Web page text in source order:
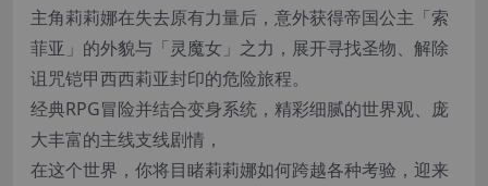
主角莉莉娜在失去原有力量后，意外获得帝国公主「索
菲亚」的外貌与「灵魔女」之力，展开寻找圣物、解除
诅咒铠甲西西莉亚封印的危险旅程。
经典RPG冒险并结合变身系统，精彩细腻的世界观、庞
大丰富的主线支线剧情，
在这个世界，你将目睹莉莉娜如何跨越各种考验，迎来